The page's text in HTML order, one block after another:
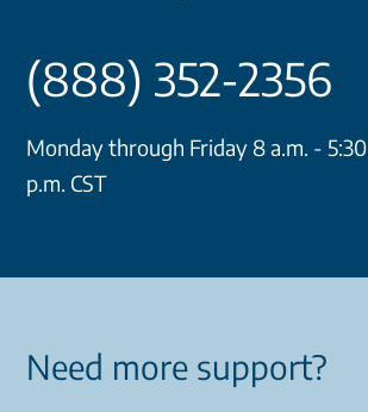
(888) 352-2356
Monday through Friday 8 a.m. - 5:30
p.m. CST
Need more support?